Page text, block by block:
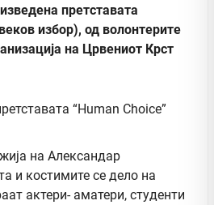
претставата
избор), од волонтерите
на Црвениот Крст
на Александар
и костимите се дело на
актери- аматери, студенти